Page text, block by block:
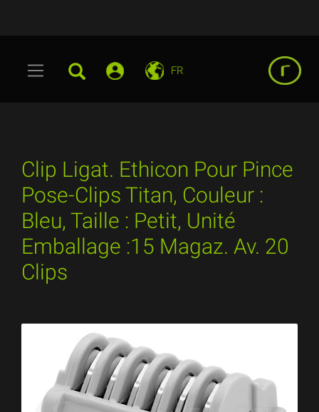
FR
Clip Ligat. Ethicon Pour Pince
Pose-Clips Titan, Couleur :
Bleu, Taille : Petit, Unité
Emballage :15 Magaz. Av. 20
Clips